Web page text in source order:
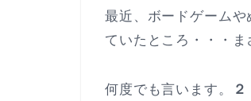
最近、ボードゲーム
ていたところ・・・ま
何度でも言います。